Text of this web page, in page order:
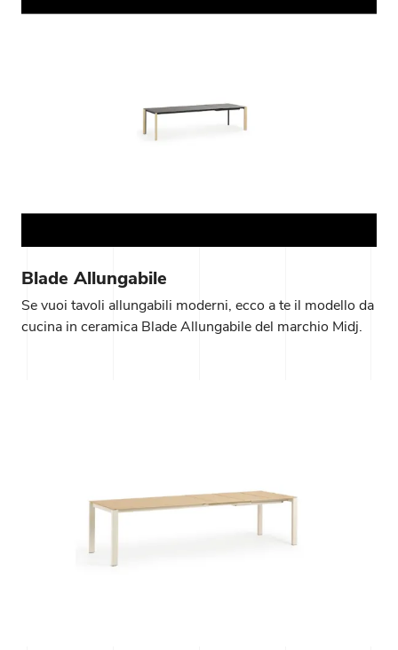
Blade Allungabile
Se vuoi tavoli allungabili moderni, ecco a te il modello da
cucina in ceramica Blade Allungabile del marchio Midj.